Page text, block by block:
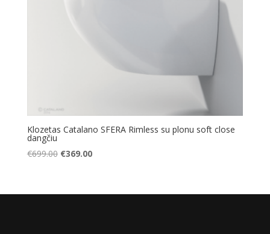
Klozetas Catalano SFERA Rimless su plonu soft close
dangčiu
€699.00 Original
€699.00.
€369.00Current
€369.00.